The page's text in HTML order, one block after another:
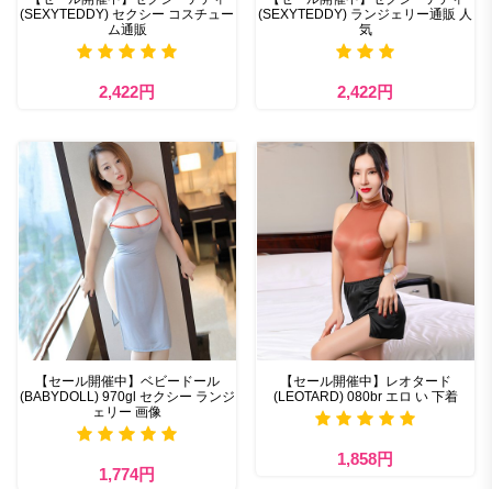
(SEXYTEDDY) セクシー コスチュー
ム通販
2,422円
(SEXYTEDDY) ランジェリー通販 人
気
2,422円
【セール開催中】ベビードール
(BABYDOLL) 970gl セクシー ランジ
ェリー 画像
1,774円
【セール開催中】レオタード
(LEOTARD) 080br エロ い 下着
1,858円